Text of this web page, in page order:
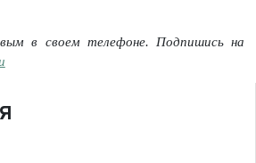
в своем телефоне. Подпишись на